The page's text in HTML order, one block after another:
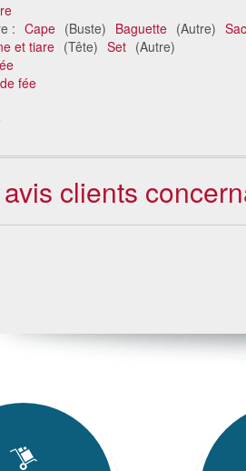
: Cape (Buste) Baguette (Autre)
et tiare (Tête) Set (Autre)
fée
clients